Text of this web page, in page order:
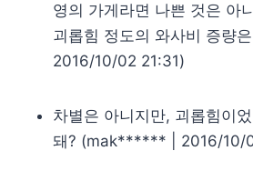
영의 가게라면 나쁜 것은 아
괴롭힘 정도의 와사비 증량
2016/10/02 21:31)
차별은 아니지만, 괴롭힘이
돼? (mak****** | 2016/10/